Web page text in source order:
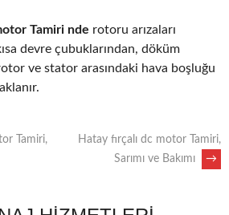
Tamiri nde rotoru arızaları
devre çubuklarından, döküm
ve stator arasındaki hava boşluğu
Tamiri,
Hatay fırçalı dc motor Tamiri,
Sarımı ve Bakımı
→